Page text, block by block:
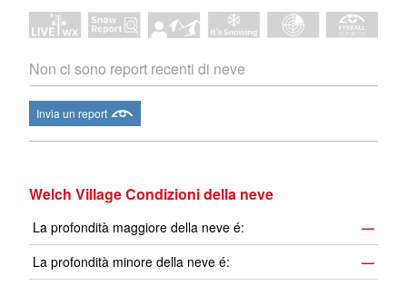
Non ci sono report recenti di neve
Invia un report
Welch Village Condizioni della neve
La profondità maggiore della neve é:
—
La profondità minore della neve é:
—